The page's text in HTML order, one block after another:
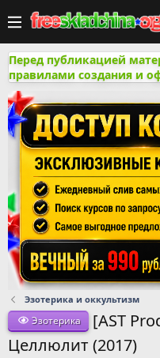
Перед публикацией
правилами создания и
Эзотерика и оккультизм
Эзотерика
[AST
Целлюлит (2017)